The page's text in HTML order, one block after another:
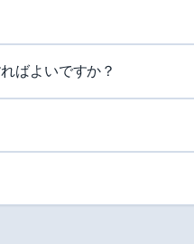
ばよいですか？